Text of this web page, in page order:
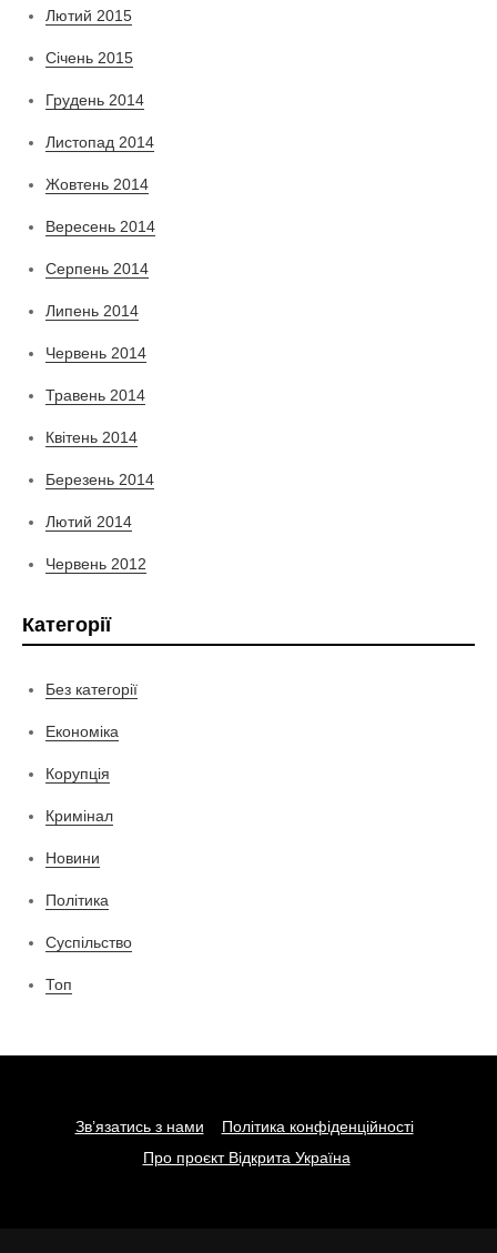
Лютий 2015
Січень 2015
Грудень 2014
Листопад 2014
Жовтень 2014
Вересень 2014
Серпень 2014
Липень 2014
Червень 2014
Травень 2014
Квітень 2014
Березень 2014
Лютий 2014
Червень 2012
Категорії
Без категорії
Економіка
Корупція
Кримінал
Новини
Політика
Суспільство
Топ
Зв’язатись з нами
Політика конфіденційності
Про проєкт Відкрита Україна